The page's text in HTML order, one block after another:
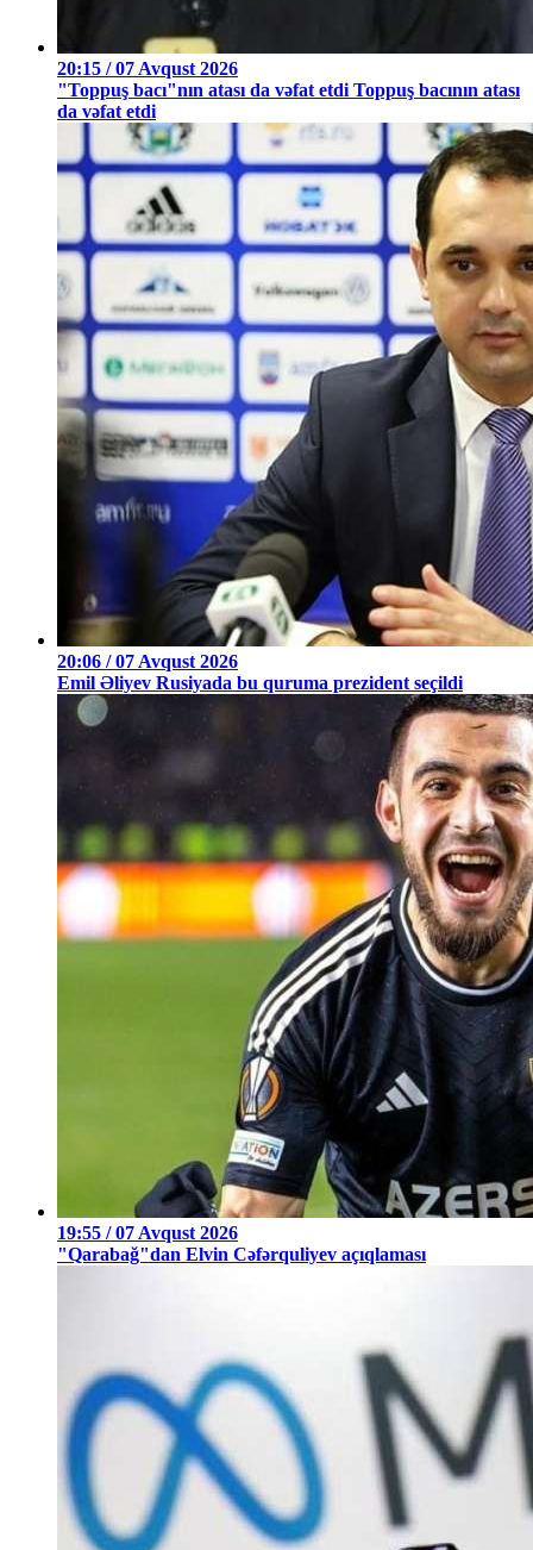
20:15 / 07 Avqust 2026
"Toppuş bacı"nın atası da vəfat etdi Toppuş bacının atası
da vəfat etdi
20:06 / 07 Avqust 2026
Emil Əliyev Rusiyada bu quruma prezident seçildi
19:55 / 07 Avqust 2026
"Qarabağ"dan Elvin Cəfərquliyev açıqlaması